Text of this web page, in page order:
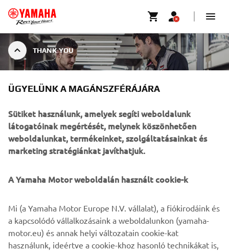
THANK YOU
KÖSZÖNÖM SZÉPEN.
ŰRLAP SIKERESEN
ELKÜLDVE.
MENJ VISSZA
ÜGYELÜNK A MAGÁNSZFÉRÁJÁRA
Sütiket használunk, amelyek segíti weboldalunk
látogatóinak megértését, melynek köszönhetően
weboldalunkat, termékeinket, szolgáltatásainkat és
marketing stratégiánkat javíthatjuk.
A Yamaha Motor weboldalán használt cookie-k
Mi (a Yamaha Motor Europe N.V. vállalat), a fiókirodáink és
a kapcsolódó vállalkozásaink a weboldalunkon (yamaha-
motor.eu) és annak helyi változatain cookie-kat
használunk, ideértve a cookie-khoz hasonló technikákat is,